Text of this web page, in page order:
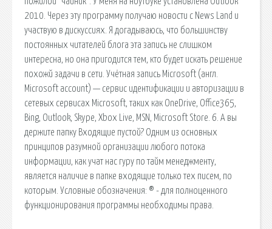
2010. Через эту программу получаю новости с News Land и
участвую в дискуссиях. Я догадываюсь, что большинству
постоянных читателей блога эта запись не слишком
интересна, но она пригодится тем, кто будет искать решение
похожй задачи в сети. Учётная запись Microsoft (англ.
Microsoft account) — сервис идентификации и авторизации в
сетевых сервисах Microsoft, таких как OneDrive, Office365,
Bing, Outlook, Skype, Xbox Live, MSN, Microsoft Store. 6. А вы
держите папку Входящие пустой? Одним из основных
принципов разумной организации любого потока
информации, как учат нас гуру по тайм менеджменту,
является наличие в папке входящие только тех писем, по
которым. Условные обозначения: ® - для полноценного
функционирования программы необходимы права.